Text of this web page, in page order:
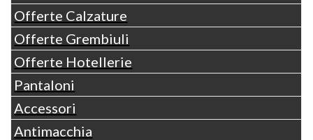
Offerte Calzature
Offerte Grembiuli
Offerte Hotellerie
Pantaloni
Accessori
Antimacchia